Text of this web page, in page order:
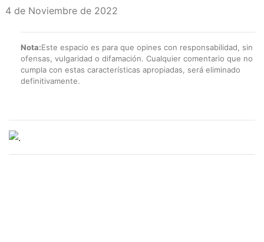
4 de Noviembre de 2022
Nota:Este espacio es para que opines con responsabilidad, sin
ofensas, vulgaridad o difamación. Cualquier comentario que no
cumpla con estas características apropiadas, será eliminado
definitivamente.